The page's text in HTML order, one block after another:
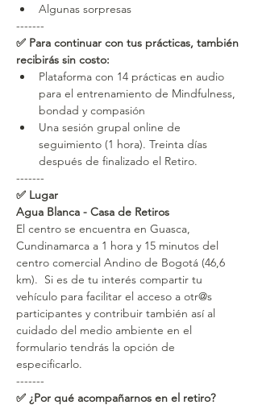
Algunas sorpresas
-------
✅ Para continuar con tus prácticas, también
recibirás sin costo:
Plataforma con 14 prácticas en audio
para el entrenamiento de Mindfulness,
bondad y compasión
Una sesión grupal online de
seguimiento (1 hora). Treinta días
después de finalizado el Retiro.
-------
✅ Lugar
Agua Blanca - Casa de Retiros
El centro se encuentra en Guasca,
Cundinamarca a 1 hora y 15 minutos del
centro comercial Andino de Bogotá (46,6
km).  Si es de tu interés compartir tu
vehículo para facilitar el acceso a otr@s
participantes y contribuir también así al
cuidado del medio ambiente en el
formulario tendrás la opción de
especificarlo.
-------
✅ ¿Por qué acompañarnos en el retiro?